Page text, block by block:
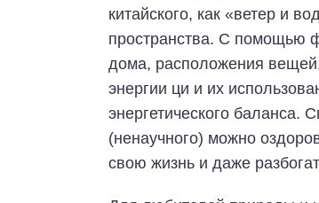
китайского, как «ветер и
пространства. С помощью
дома, расположения
энергии ци и их
энергетического
(ненаучного) можно
свою жизнь и даже